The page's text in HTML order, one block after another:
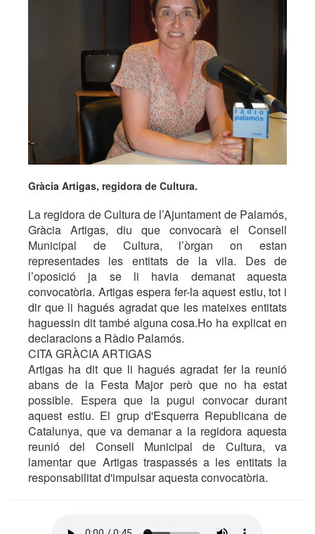
Gràcia Artigas, regidora de Cultura.
La regidora de Cultura de l’Ajuntament de Palamós,
Gràcia Artigas, diu que convocarà el Consell
Municipal de Cultura, l’òrgan on estan
representades les entitats de la vila. Des de
l’oposició ja se li havia demanat aquesta
convocatòria. Artigas espera fer-la aquest estiu, tot i
dir que li hagués agradat que les mateixes entitats
haguessin dit també alguna cosa.Ho ha explicat en
declaracions a Ràdio Palamós.
CITA GRÀCIA ARTIGAS
Artigas ha dit que li hagués agradat fer la reunió
abans de la Festa Major però que no ha estat
possible. Espera que la pugui convocar durant
aquest estiu. El grup d'Esquerra Republicana de
Catalunya, que va demanar a la regidora aquesta
reunió del Consell Municipal de Cultura, va
lamentar que Artigas traspassés a les entitats la
responsabilitat d'impulsar aquesta convocatòria.